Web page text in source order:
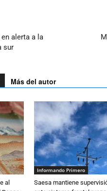
alerta a la
sur
Más del autor
al
Informando Primero
Saesa mantiene